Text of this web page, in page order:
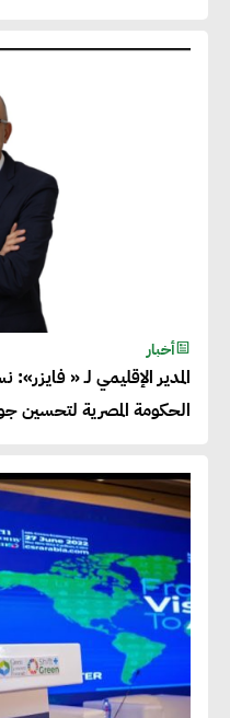
أخبار
المدير الإقليمي لـ «
الحكومة المصرية لتحسين